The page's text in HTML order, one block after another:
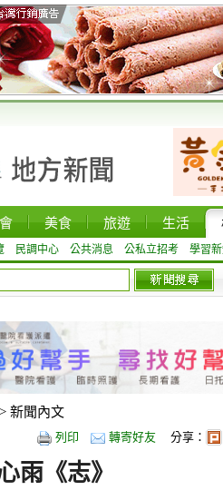
美食 旅遊 生活
民調中心 公共消息 公私立招考 學習新
> 新聞內文
列印 轉寄好友 分享：
雨《志》